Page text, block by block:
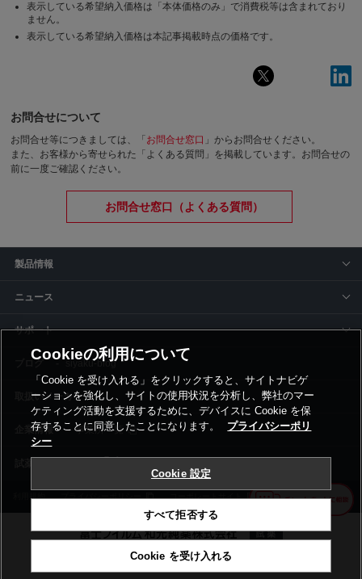
表示している希望納入価格は「本体価格のみ」で消費税等は含まれており
ません。
表示している希望納入価格は本記事掲載時点の価格です。
お問合せについて
お問合せ等につきましては、「 お問合せ窓口 」からお問合せください。
また、お客様から寄せられた「よくある質問」を掲載しています。お問合せの
前に一度ご確認ください。
お問合せ窓口（よくある質問）
製品情報
ニュース
サポート
siyaku-blog
取扱いメーカー
事業所一覧
利用規約 プライバシーポリシー コーポレートサイト Cookie設定
©富士フイルム和光純薬株式会社
Cookieの利用について
「Cookie を受け入れる」をクリックすると、サイトナビゲ
ーションを強化し、サイトの使用状況を分析し、弊社のマー
ケティング活動を支援するために、デバイスに Cookie を保
存することに同意したことになります。
プライバシーポリ
シー
Cookie 設定
すべて拒否する
Cookie を受け入れる